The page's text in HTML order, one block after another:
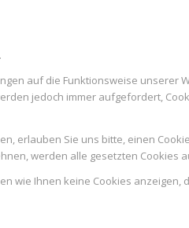
auf die Funktionsweise unserer
jedoch immer aufgefordert,
erlauben Sie uns bitte, einen
werden alle gesetzten Cookies
wie Ihnen keine Cookies